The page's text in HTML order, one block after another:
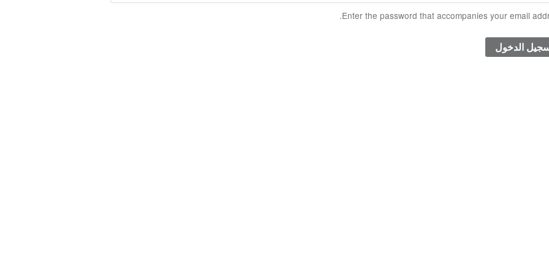
Enter the password that accompanies your email